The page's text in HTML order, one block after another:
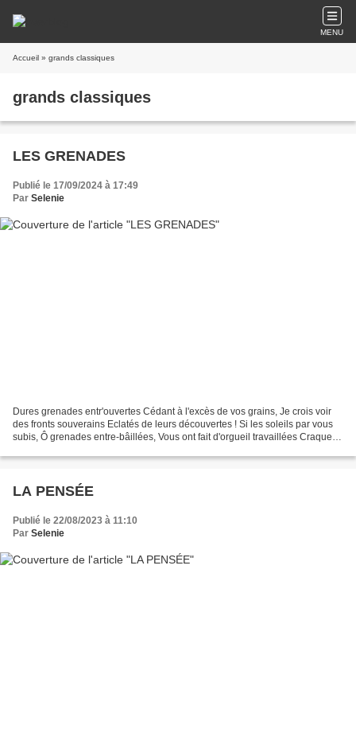
MENU
Accueil » grands classiques
grands classiques
LES GRENADES
Publié le 17/09/2024 à 17:49
Par Selenie
Dures grenades entr'ouvertes Cédant à l'excès de vos grains, Je crois voir
des fronts souverains Eclatés de leurs découvertes ! Si les soleils par vous
subis, Ô grenades entre-bâillées, Vous ont fait d'orgueil travaillées Craquer
LA PENSÉE
Publié le 22/08/2023 à 11:10
Par Selenie